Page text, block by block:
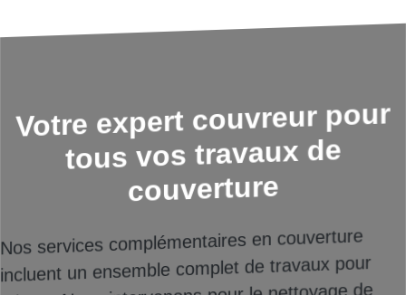
Votre expert couvreur pour
tous vos travaux de
couverture
Nos services complémentaires en couverture
incluent un ensemble complet de travaux pour